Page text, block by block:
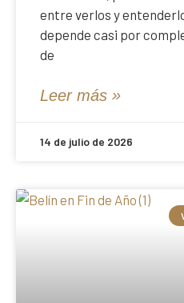
entre verlos y
depende casi por
de
Leer más »
14 de julio de 2026